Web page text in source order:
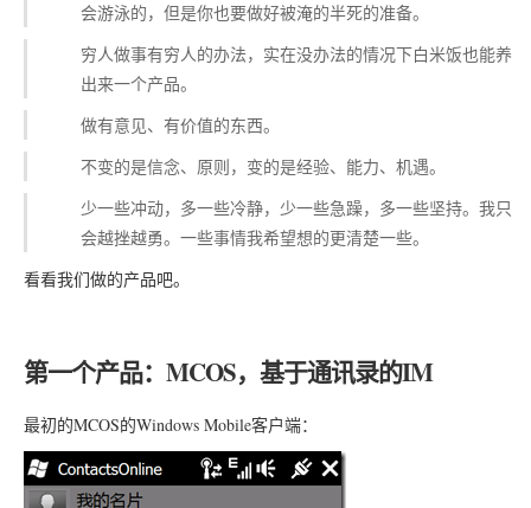
会游泳的，但是你也要做好被淹的半死的准备。
穷人做事有穷人的办法，实在没办法的情况下白米饭也能养
出来一个产品。
做有意见、有价值的东西。
不变的是信念、原则，变的是经验、能力、机遇。
少一些冲动，多一些冷静，少一些急躁，多一些坚持。我只
会越挫越勇。一些事情我希望想的更清楚一些。
看看我们做的产品吧。
第一个产品：MCOS，基于通讯录的IM
最初的MCOS的Windows Mobile客户端：